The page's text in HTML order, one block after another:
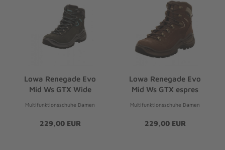
Lowa Renegade Evo
Mid Ws GTX Wide
Multifunktionsschuhe Damen
229,00 EUR
Lowa Renegade Evo
Mid Ws GTX espres
Multifunktionsschuhe Damen
229,00 EUR